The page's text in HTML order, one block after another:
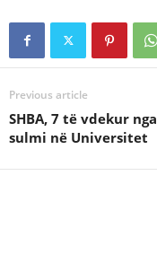
Previous article
SHBA, 7 të vdekur nga
sulmi në Universitet